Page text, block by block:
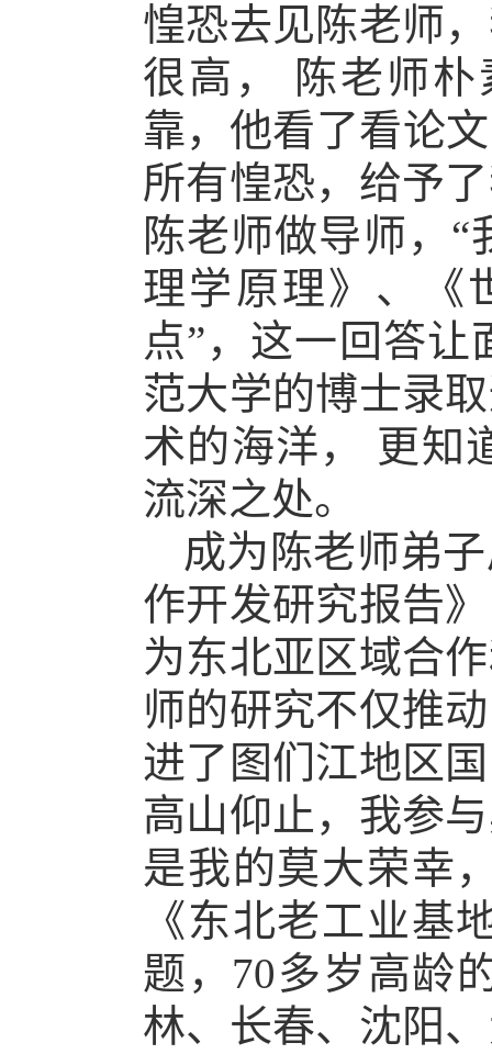
惶恐去见陈老师
很高， 陈老师
靠，他看了看论
所有惶恐，给予
陈老师做导师，
理学原理》、《
点”，这一回答
范大学的博士录
术的海洋， 更知
流深之处。
成为陈老师弟
作开发研究报告
为东北亚区域合
师的研究不仅推
进了图们江地区
高山仰止，我参
是我的莫大荣幸
《东北老工业基
题， 70多岁高龄
林、长春、沈阳